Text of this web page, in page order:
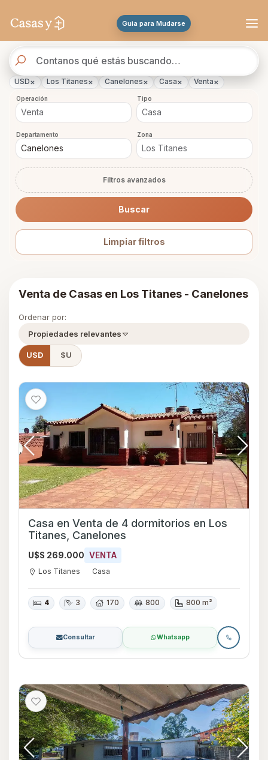
Guia para Mudarse
de
propiedades
USD× Los Titanes× Canelones× Casa× Venta×
Operación Tipo
Departamento Zona
Filtros avanzados
Buscar
Limpiar filtros
Venta de Casas en Los Titanes - Canelones
Ordenar por:
Propiedades relevantes
USD $U
Casa en Venta de 4 dormitorios en Los
Titanes, Canelones
U$S 269.000 VENTA
Los Titanes Casa
4 3 170 800 800 m²
Consultar Whatsapp